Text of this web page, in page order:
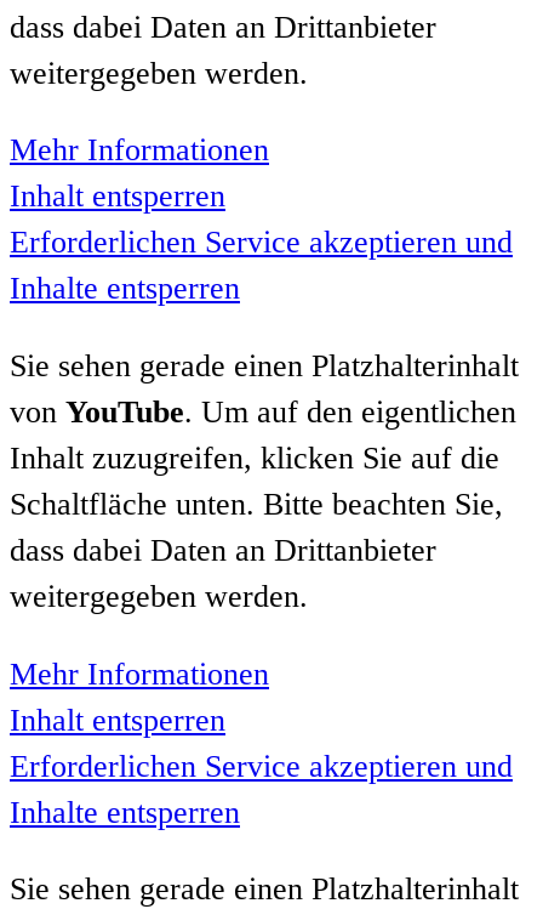
dass dabei Daten an Drittanbieter
weitergegeben werden.
Mehr Informationen
Inhalt entsperren
Erforderlichen Service akzeptieren und
Inhalte entsperren
Sie sehen gerade einen Platzhalterinhalt
von YouTube. Um auf den eigentlichen
Inhalt zuzugreifen, klicken Sie auf die
Schaltfläche unten. Bitte beachten Sie,
dass dabei Daten an Drittanbieter
weitergegeben werden.
Mehr Informationen
Inhalt entsperren
Erforderlichen Service akzeptieren und
Inhalte entsperren
Sie sehen gerade einen Platzhalterinhalt